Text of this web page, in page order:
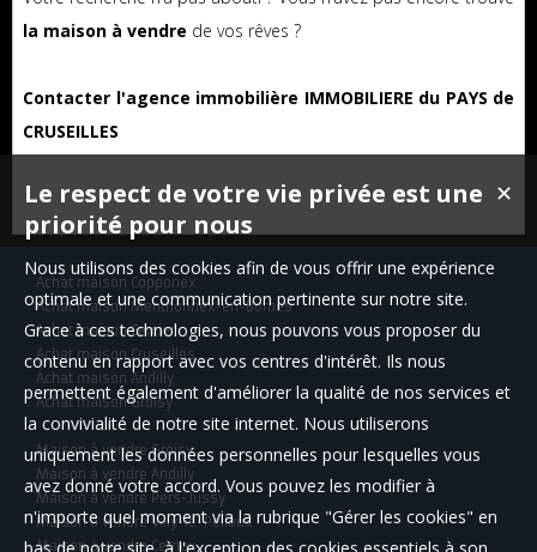
la maison à vendre de vos rêves ?
Contacter l'agence immobilière IMMOBILIERE du PAYS de
CRUSEILLES
Achat maison Copponex
Achat maison Menthonnex-en-Bornes
Achat maison Cercier
Achat maison Cruseilles
Achat maison Andilly
Achat maison Groisy
Maison à vendre Groisy
Maison à vendre Andilly
Maison à vendre Pers-Jussy
Maison à vendre Villy-le-Pelloux
Maison à vendre Cernex
✕
Le respect de votre vie privée est une
priorité pour nous
Nous utilisons des cookies afin de vous offrir une expérience
optimale et une communication pertinente sur notre site.
Grace à ces technologies, nous pouvons vous proposer du
contenu en rapport avec vos centres d'intérêt. Ils nous
permettent également d'améliorer la qualité de nos services et
la convivialité de notre site internet. Nous utiliserons
uniquement les données personnelles pour lesquelles vous
avez donné votre accord. Vous pouvez les modifier à
n'importe quel moment via la rubrique "Gérer les cookies" en